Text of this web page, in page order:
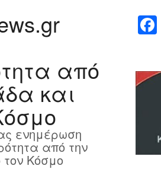
από
και
ενημέρωση
από την
Κόσμο